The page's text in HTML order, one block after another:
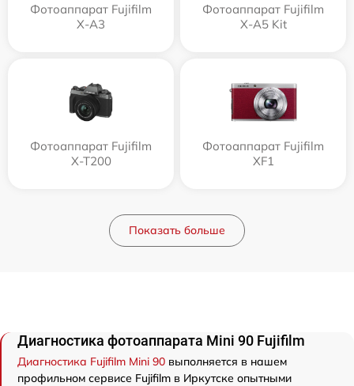
Фотоаппарат Fujifilm
X-A3
Фотоаппарат Fujifilm
X-A5 Kit
Фотоаппарат Fujifilm
X-T200
Фотоаппарат Fujifilm
XF1
Показать больше
Диагностика фотоаппарата Mini 90 Fujifilm
Диагностика Fujifilm Mini 90 выполняется в нашем
профильном сервисе Fujifilm в Иркутске опытными